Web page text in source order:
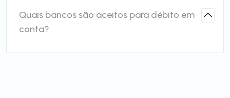
Quais bancos são aceitos para débito em
conta?